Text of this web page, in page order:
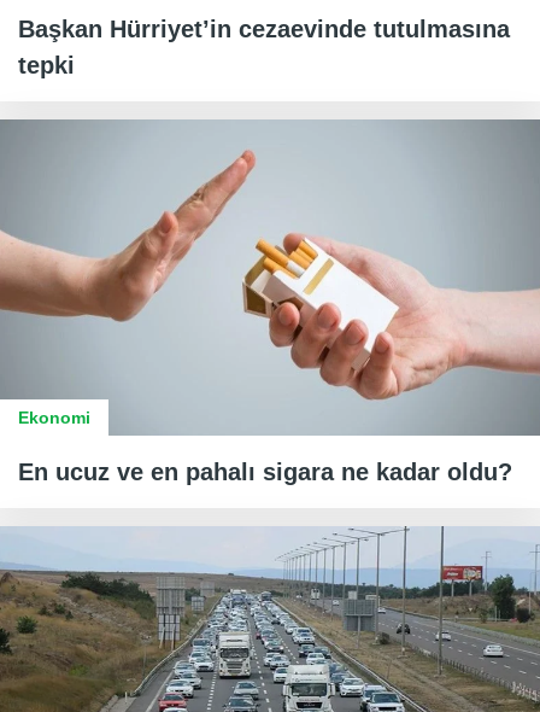
Başkan Hürriyet’in cezaevinde tutulmasına
tepki
Ekonomi
En ucuz ve en pahalı sigara ne kadar oldu?